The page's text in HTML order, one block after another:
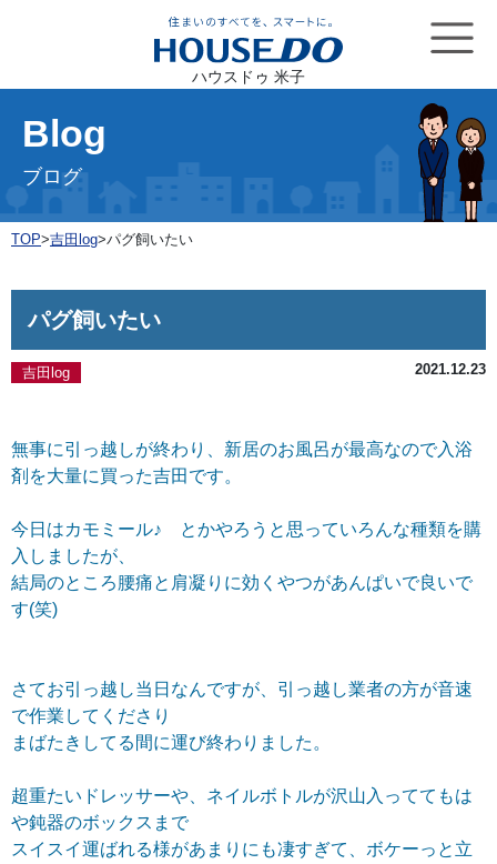
ハウスドゥ 米子
Blog
ブログ
TOP>吉田log>パグ飼いたい
パグ飼いたい
吉田log 2021.12.23
無事に引っ越しが終わり、新居のお風呂が最高なので入浴
剤を大量に買った吉田です。
今日はカモミール♪ とかやろうと思っていろんな種類を購
入しましたが、
結局のところ腰痛と肩凝りに効くやつがあんぱいで良いで
す(笑)
さてお引っ越し当日なんですが、引っ越し業者の方が音速
で作業してくださり
まばたきしてる間に運び終わりました。
超重たいドレッサーや、ネイルボトルが沢山入っててもは
や鈍器のボックスまで
スイスイ運ばれる様があまりにも凄すぎて、ボケーっと立